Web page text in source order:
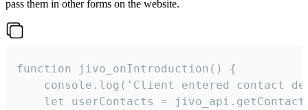
pass them in other forms on the website.
function jivo_onIntroduction() {
console.log('Client entered contact
let userContacts =